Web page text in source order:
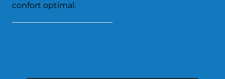
confort optimal.